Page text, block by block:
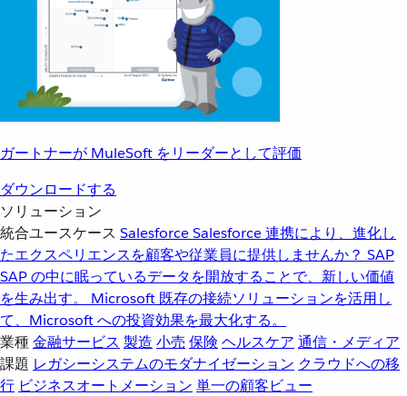
ガートナーが MuleSoft をリーダーとして評価
ダウンロードする
ソリューション
統合ユースケース SalesforceSalesforce 連携により、進化し
たエクスペリエンスを顧客や従業員に提供しませんか？ SAP
SAP の中に眠っているデータを開放することで、新しい価値
を生み出す。
Microsoft 既存の接続ソリューションを活用し
て、Microsoft への投資効果を最大化する。
業種金融サービス 製造 小売 保険 ヘルスケア 通信・メディア
課題 レガシーシステムのモダナイゼーション クラウドへの移
行 ビジネスオートメーション 単一の顧客ビュー